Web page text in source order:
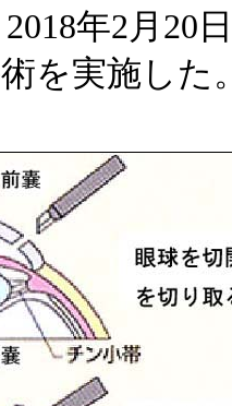
年2月20
を実施した